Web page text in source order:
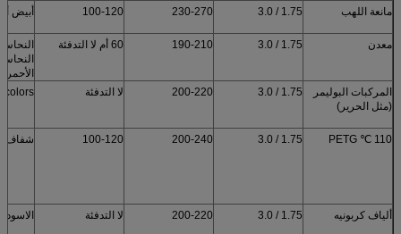
مانعة اللهب 1.75 / 3.0
230-270
100-120 أبيض
معدن 1.75 / 3.0
190-210 60 أم لا التدفئة
الأحمر
المركبات البوليمر
(مثل الحرير)
1.75 / 3.0
200-220 لا التدفئة
110 ℃ PETG
1.75 / 3.0
200-240
100-120 شفاف /
ألياف كربونيه 1.75 / 3.0
200-220 لا التدفئة